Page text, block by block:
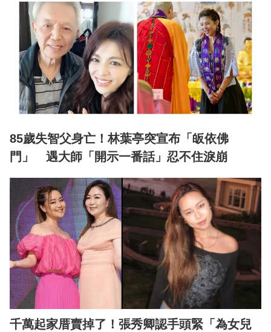
85歲失智父身亡！林葉亭突宣布「皈依佛
門」 遇大師「開示一番話」忍不住淚崩
千萬起家厝賣掉了！張秀卿認手頭緊「為女兒